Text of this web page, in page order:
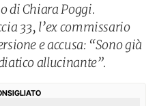
di Chiara Poggi.
33, l’ex commissario
e accusa: “Sono già
allucinante”.